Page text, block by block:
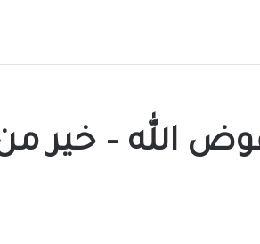
الله – خير